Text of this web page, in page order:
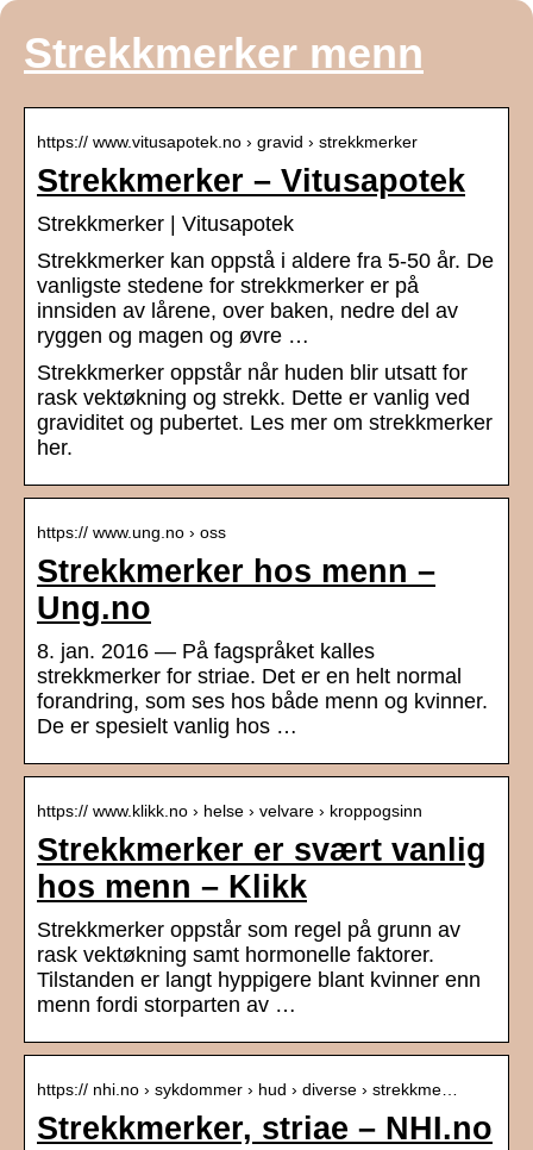
Strekkmerker menn
https:// www.vitusapotek.no › gravid › strekkmerker
Strekkmerker – Vitusapotek
Strekkmerker | Vitusapotek
Strekkmerker kan oppstå i aldere fra 5-50 år. De
vanligste stedene for strekkmerker er på
innsiden av lårene, over baken, nedre del av
ryggen og magen og øvre …
Strekkmerker oppstår når huden blir utsatt for
rask vektøkning og strekk. Dette er vanlig ved
graviditet og pubertet. Les mer om strekkmerker
her.
https:// www.ung.no › oss
Strekkmerker hos menn –
Ung.no
8. jan. 2016 — På fagspråket kalles
strekkmerker for striae. Det er en helt normal
forandring, som ses hos både menn og kvinner.
De er spesielt vanlig hos …
https:// www.klikk.no › helse › velvare › kroppogsinn
Strekkmerker er svært vanlig
hos menn – Klikk
Strekkmerker oppstår som regel på grunn av
rask vektøkning samt hormonelle faktorer.
Tilstanden er langt hyppigere blant kvinner enn
menn fordi storparten av …
https:// nhi.no › sykdommer › hud › diverse › strekkme…
Strekkmerker, striae – NHI.no